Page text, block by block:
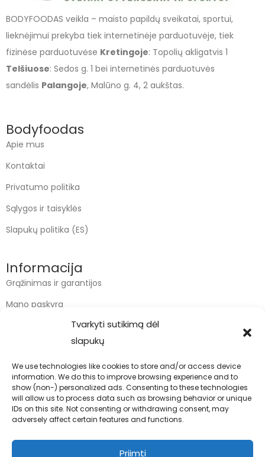
Tvarkyti sutikimą dėl
slapukų
We use technologies like cookies to store and/or access device
information. We do this to improve browsing experience and to
show (non-) personalized ads. Consenting to these technologies
will allow us to process data such as browsing behavior or unique
IDs on this site. Not consenting or withdrawing consent, may
adversely affect certain features and functions.
Priimti
BODYFOODAS veikla – maisto papildų sveikatai, sportui,
lieknėjimui prekyba tiek internetinėje parduotuvėje, tiek
fizinėse parduotuvėse Kretingoje: Topolių akligatvis 1
Telšiuose: Sedos g. 1 bei internetinės parduotuvės
sandėlis Palangoje, Malūno g. 4, 2 aukštas.
Bodyfoodas
Apie mus
Kontaktai
Privatumo politika
Sąlygos ir taisyklės
Slapukų politika (ES)
Informacija
Grąžinimas ir garantijos
Mano paskyra
Kontaktai
info@bodyfoodas.lt
+370 600 77017